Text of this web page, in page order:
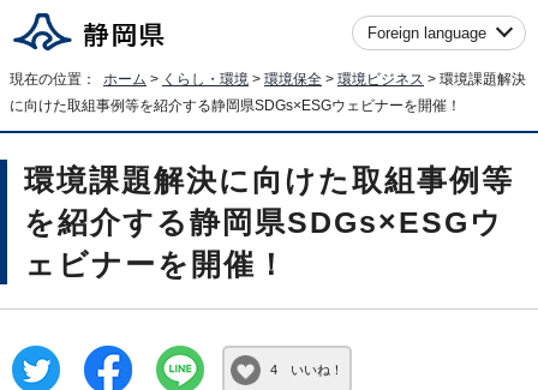
Foreign language
現在の位置： ホーム > くらし・環境 > 環境保全 > 環境ビジネス > 環境課題解決
に向けた取組事例等を紹介する静岡県SDGs×ESGウェビナーを開催！
環境課題解決に向けた取組事例等
を紹介する静岡県SDGs×ESGウ
ェビナーを開催！
4 いいね！